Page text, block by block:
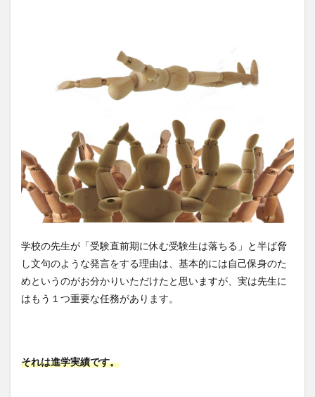
学校の先生が「受験直前期に休む受験生は落ちる」と半ば脅
し文句のような発言をする理由は、基本的には自己保身のた
めというのがお分かりいただけたと思いますが、実は先生に
はもう１つ重要な任務があります。
それは進学実績です。